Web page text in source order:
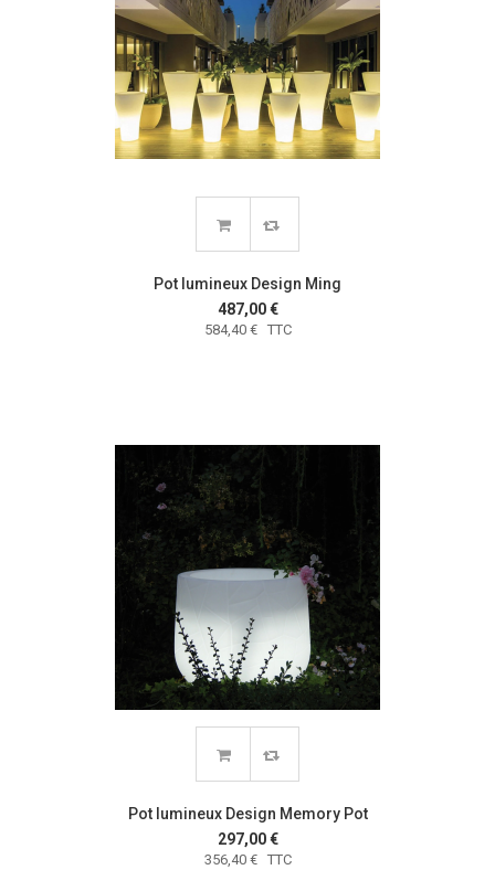
Pot lumineux Design Ming
487,00 €
584,40 € TTC
Pot lumineux Design Memory Pot
297,00 €
356,40 € TTC